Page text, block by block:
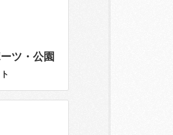
ツ・公園